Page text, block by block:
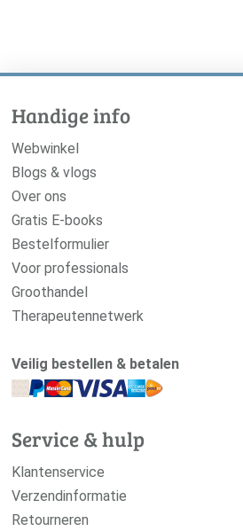
Handige info
Webwinkel
Blogs & vlogs
Over ons
Gratis E-books
Bestelformulier
Voor professionals
Groothandel
Therapeutennetwerk
Veilig bestellen & betalen
Service & hulp
Klantenservice
Verzendinformatie
Retourneren